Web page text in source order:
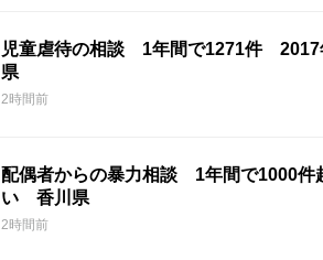
児童虐待の相談 1年間で1271件 2017
県
2時間前
配偶者からの暴力相談 1年間で1000
い 香川県
2時間前